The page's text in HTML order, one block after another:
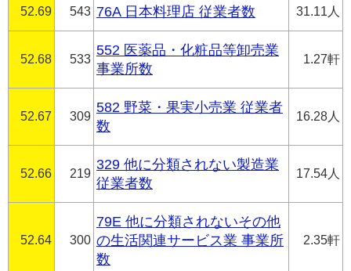
52.69 543 76A 日本料理店 従業者数 31.11人
52.68 533
552 医薬品・化粧品等卸売業
事業所数
1.27軒
52.67 309
582 野菜・果実小売業 従業者
数
16.28人
52.66 219
329 他に分類されない製造業
従業者数
17.54人
52.64 300
79E 他に分類されないその他
の生活関連サービス業 事業所
数
2.35軒